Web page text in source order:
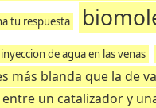
tu respuesta
inyeccion de agua en las venas
más blanda que la de
un catalizador y